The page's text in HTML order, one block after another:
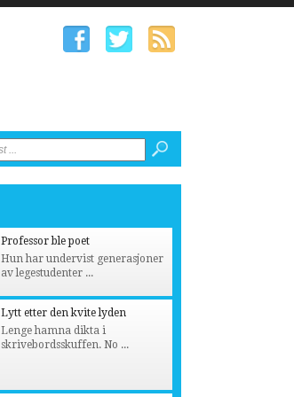
Professor ble poet
Hun har undervist generasjoner
av legestudenter ...
Lytt etter den kvite lyden
Lenge hamna dikta i
skrivebordsskuffen. No ...